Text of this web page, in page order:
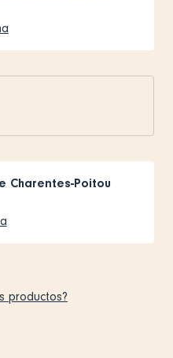
Charentes-Poitou
productos?